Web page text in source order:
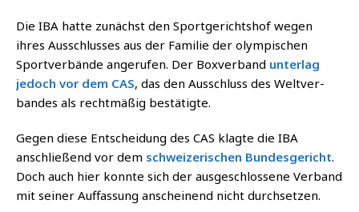
Die IBA hat­te zunächst den Sport­ge­richts­hof wegen
ihres Aus­schlus­ses aus der Fami­lie der olym­pi­schen
Sport­ver­bän­de ange­ru­fen. Der Box­ver­band unter­lag
jedoch vor dem CAS, das den Aus­schluss des Welt­ver­
ban­des als recht­mä­ßig bestätigte.
Gegen die­se Ent­schei­dung des CAS klag­te die IBA
anschlie­ßend vor dem schwei­ze­ri­schen Bun­des­ge­richt.
Doch auch hier konn­te sich der aus­ge­schlos­se­ne Ver­band
mit sei­ner Auf­fas­sung anschei­nend nicht durchsetzen.